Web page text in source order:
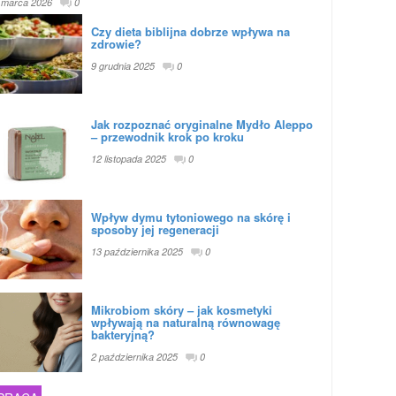
Czy dieta biblijna dobrze wpływa na
zdrowie?
9 grudnia 2025 0
Jak rozpoznać oryginalne Mydło Aleppo
– przewodnik krok po kroku
12 listopada 2025 0
Wpływ dymu tytoniowego na skórę i
sposoby jej regeneracji
13 października 2025 0
Mikrobiom skóry – jak kosmetyki
wpływają na naturalną równowagę
bakteryjną?
2 października 2025 0